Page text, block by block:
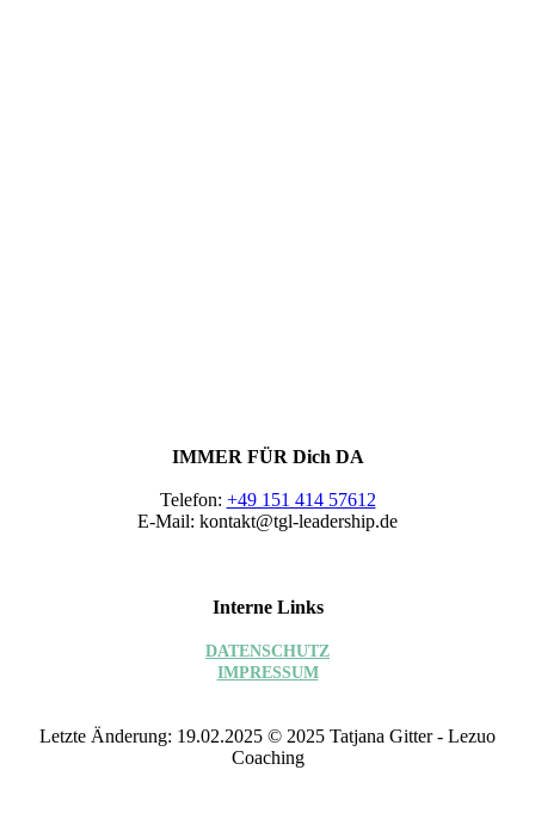
IMMER FÜR Dich DA
Telefon: +49 151 414 57612
E-Mail: kontakt@tgl-leadership.de
Interne Links
DATEN­SCHUTZ
IMPRESSUM
Letzte Änderung: 19.02.2025 © 2025 Tatjana Gitter - Lezuo
Coaching